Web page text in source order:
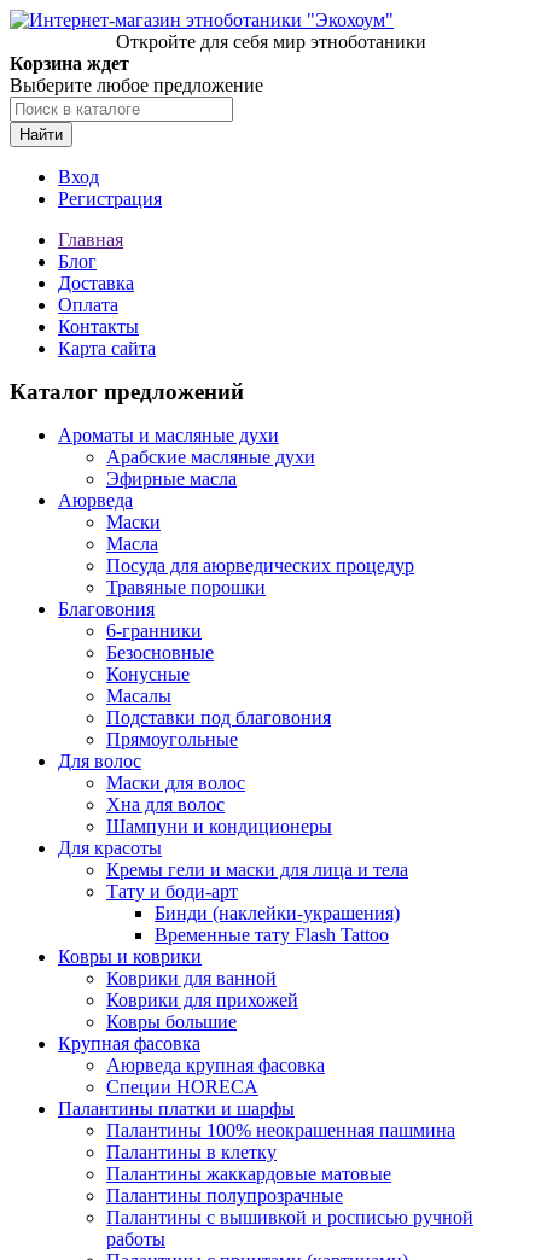
Откройте для себя мир этноботаники
Корзина ждет
Выберите любое предложение
Найти
Вход
Регистрация
Главная
Блог
Доставка
Оплата
Контакты
Карта сайта
Каталог предложений
Ароматы и масляные духи
Арабские масляные духи
Эфирные масла
Аюрведа
Маски
Масла
Посуда для аюрведических процедур
Травяные порошки
Благовония
6-гранники
Безосновные
Конусные
Масалы
Подставки под благовония
Прямоугольные
Для волос
Маски для волос
Хна для волос
Шампуни и кондиционеры
Для красоты
Кремы гели и маски для лица и тела
Тату и боди-арт
Бинди (наклейки-украшения)
Временные тату Flash Tattoo
Ковры и коврики
Коврики для ванной
Коврики для прихожей
Ковры большие
Крупная фасовка
Аюрведа крупная фасовка
Специи HORECA
Палантины платки и шарфы
Палантины 100% неокрашенная пашмина
Палантины в клетку
Палантины жаккардовые матовые
Палантины полупрозрачные
Палантины с вышивкой и росписью ручной
работы